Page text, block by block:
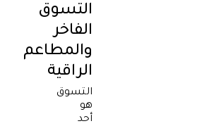
التسوق
الفاخر
والمطاعم
الراقية
التسوق
هو
أحد